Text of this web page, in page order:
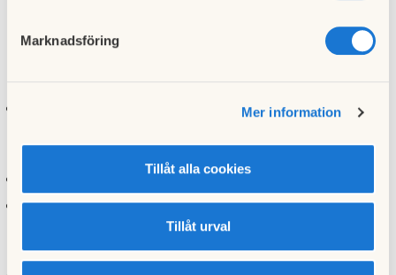
Marknadsföring
Mer information
Tillåt alla cookies
Tillåt urval
Kontrollera och rengör regelbundet brunnen. En smutsig
översvämning.
Torka upp vattensamlingar på golv efter dusch och bad.
Kontrollera ytskikt på vägg och golv så att inte finns
öppna skarvar eller sprickor i dessa. Om sådana upptäcks
bör detta åtgärdas av fackman.